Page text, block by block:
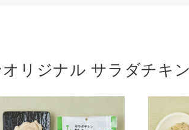
オリジナル サラダチキ